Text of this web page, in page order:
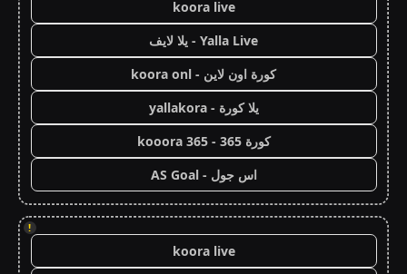
koora live
Yalla Live - يلا لايف
كورة اون لاين - koora onl
يلا كورة - yallakora
كورة 365 - kooora 365
اس جول - AS Goal
!
koora live